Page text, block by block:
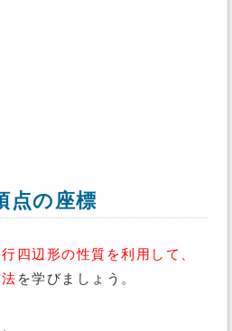
点の座標
四辺形の性質を利用して、
を学びましょう。